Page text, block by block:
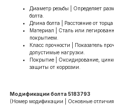
Диаметр резьбы | Определяет
болта.
Длина болта | Расстояние от торца
Материал | Сталь или
покрытием.
Класс прочности | Показатель
допустимые нагрузки.
Покрытие | Оксидирование,
защиты от коррозии.
Модификации болта 5183793
(Номер модификации | Основные